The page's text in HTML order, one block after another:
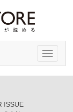
Toggle
ISSUE